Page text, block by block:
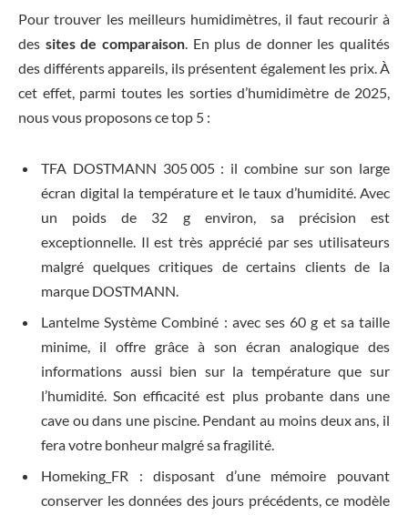
Pour trouver les meilleurs humidimètres, il faut recourir à
des sites de comparaison. En plus de donner les qualités
des différents appareils, ils présentent également les prix. À
cet effet, parmi toutes les sorties d’humidimètre de 2025,
nous vous proposons ce top 5 :
TFA DOSTMANN 305 005 : il combine sur son large
écran digital la température et le taux d’humidité. Avec
un poids de 32 g environ, sa précision est
exceptionnelle. Il est très apprécié par ses utilisateurs
malgré quelques critiques de certains clients de la
marque DOSTMANN.
Lantelme Système Combiné : avec ses 60 g et sa taille
minime, il offre grâce à son écran analogique des
informations aussi bien sur la température que sur
l’humidité. Son efficacité est plus probante dans une
cave ou dans une piscine. Pendant au moins deux ans, il
fera votre bonheur malgré sa fragilité.
Homeking_FR : disposant d’une mémoire pouvant
conserver les données des jours précédents, ce modèle